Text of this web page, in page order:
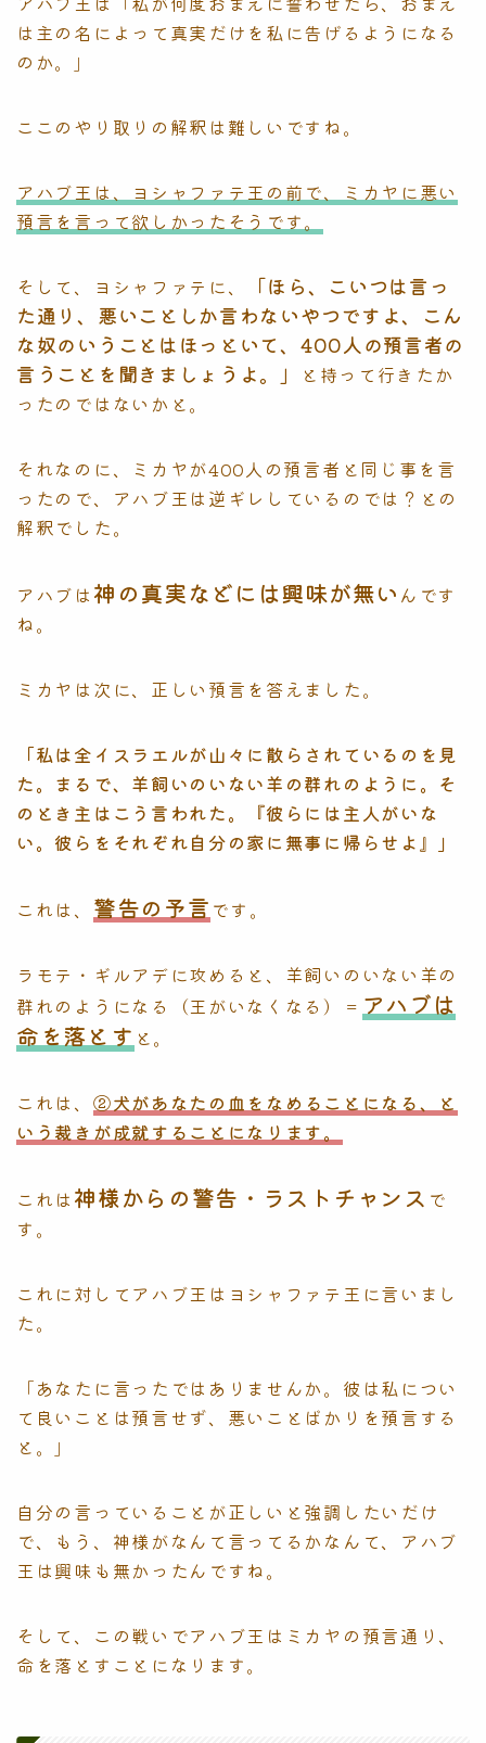
は主の名によって真実だけを私に告げるようになる
のか。」
ここのやり取りの解釈は難しいですね。
アハブ王は、ヨシャファテ王の前で、ミカヤに悪い
預言を言って欲しかったそうです。
そして、ヨシャファテに、
「ほら、こいつは言っ
た通り、悪いことしか言わないやつですよ、こん
な奴のいうことはほっといて、400人の預言者の
言うことを聞きましょうよ。」
と持って行きたか
ったのではないかと。
それなのに、ミカヤが400人の預言者と同じ事を言
ったので、アハブ王は逆ギレしているのでは？との
解釈でした。
アハブは 神の真実などには興味が無い んです
ね。
ミカヤは次に、正しい預言を答えました。
「私は全イスラエルが山々に散らされているのを見
た。まるで、羊飼いのいない羊の群れのように。そ
のとき主はこう言われた。『彼らには主人がいな
い。彼らをそれぞれ自分の家に無事に帰らせよ』」
これは、 警告の予言 です。
ラモテ・ギルアデに攻めると、羊飼いのいない羊の
群れのようになる（王がいなくなる）＝ アハブは
命を落とす と。
これは、 ②犬があなたの血をなめることになる、と
いう裁きが成就することになります。
これは 神様からの警告・ラストチャンス で
す。
これに対してアハブ王はヨシャファテ王に言いまし
た。
「あなたに言ったではありませんか。彼は私につい
て良いことは預言せず、悪いことばかりを預言する
と。」
自分の言っていることが正しいと強調したいだけ
で、もう、神様がなんて言ってるかなんて、アハブ
王は興味も無かったんですね。
そして、この戦いでアハブ王はミカヤの預言通り、
命を落とすことになります。